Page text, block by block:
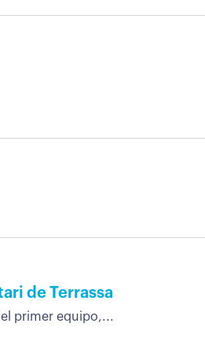
de Terrassa
primer equipo,...